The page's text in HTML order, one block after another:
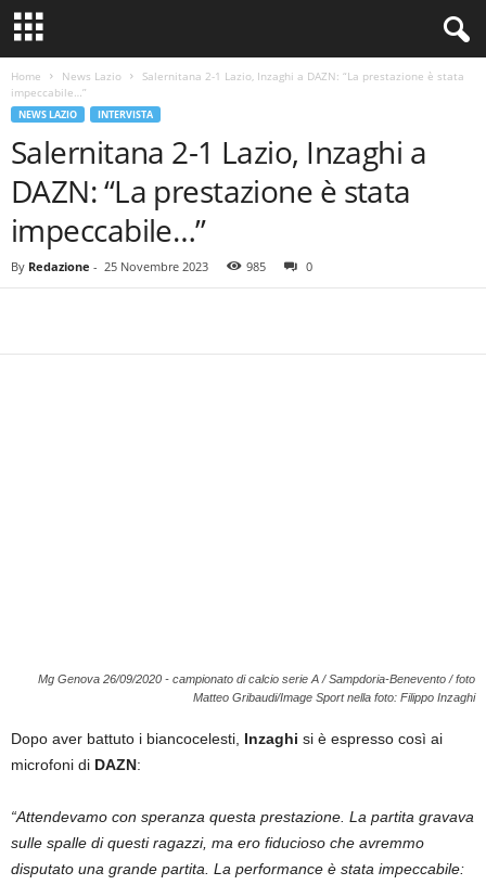
Home News Lazio
Salernitana 2-1 Lazio, Inzaghi a DAZN: “La prestazione è stata
impeccabile…”
NEWS LAZIO INTERVISTA
Salernitana 2-1 Lazio, Inzaghi a
DAZN: “La prestazione è stata
impeccabile…”
By Redazione - 25 Novembre 2023 985 0
Mg Genova 26/09/2020 - campionato di calcio serie A / Sampdoria-Benevento / foto
Matteo Gribaudi/Image Sport nella foto: Filippo Inzaghi
Dopo aver battuto i biancocelesti, Inzaghi si è espresso così ai
microfoni di DAZN:
“Attendevamo con speranza questa prestazione. La partita gravava
sulle spalle di questi ragazzi, ma ero fiducioso che avremmo
disputato una grande partita. La performance è stata impeccabile: